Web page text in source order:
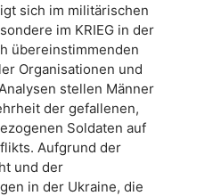
sich im militärischen
im KRIEG in der
übereinstimmenden
Organisationen und
stellen Männer
der gefallenen,
Soldaten auf
Aufgrund der
und der
in der Ukraine, die